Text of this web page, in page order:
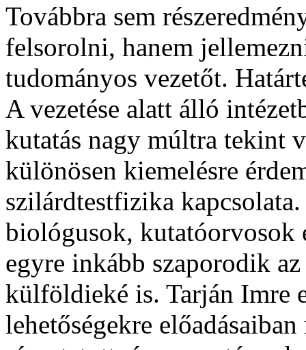
Továbbra sem
felsorolni, hanem
tudományos vezetőt.
A vezetése alatt álló
kutatás nagy múltra tekint
különösen kiemelésre
szilárdtestfizika
biológusok, kutatóorvosok
egyre inkább szaporodik
külföldieké is. Tarján Imre
lehetőségekre